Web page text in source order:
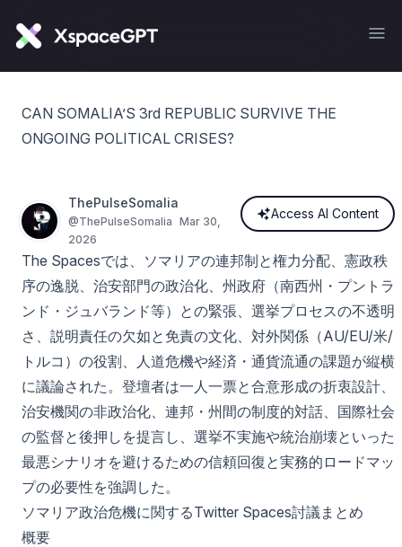
CAN SOMALIA’S 3rd REPUBLIC SURVIVE THE
ONGOING POLITICAL CRISES?
ThePulseSomalia
@ThePulseSomalia Mar 30,
2026
Access AI Content
The Spacesでは、ソマリアの連邦制と権力分配、憲政秩
序の逸脱、治安部門の政治化、州政府（南西州・プントラ
ンド・ジュバランド等）との緊張、選挙プロセスの不透明
さ、説明責任の欠如と免責の文化、対外関係（AU/EU/米/
トルコ）の役割、人道危機や経済・通貨流通の課題が縦横
に議論された。登壇者は一人一票と合意形成の折衷設計、
治安機関の非政治化、連邦・州間の制度的対話、国際社会
の監督と後押しを提言し、選挙不実施や統治崩壊といった
最悪シナリオを避けるための信頼回復と実務的ロードマッ
プの必要性を強調した。
ソマリア政治危機に関するTwitter Spaces討議まとめ
概要